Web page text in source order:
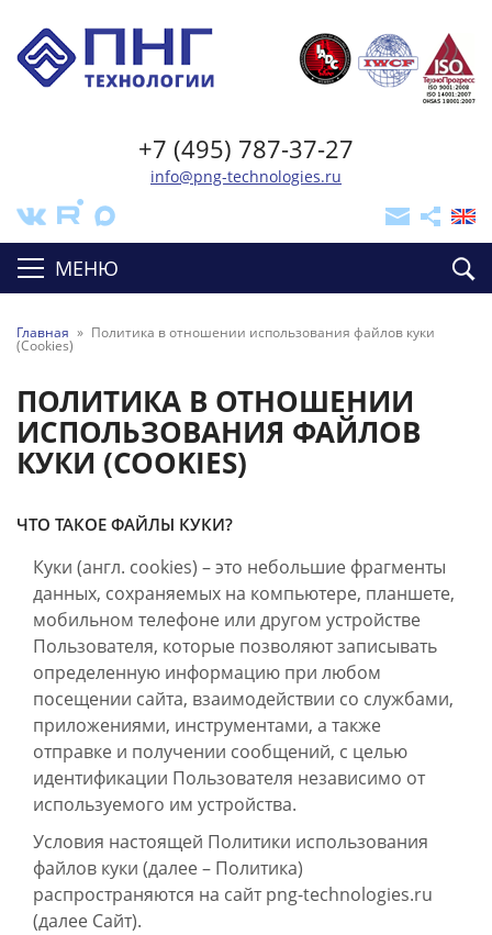
+7 (495) 787-37-27
info@png-technologies.ru
МЕНЮ
Главная » Политика в отношении использования файлов куки
(Cookies)
ПОЛИТИКА В ОТНОШЕНИИ
ИСПОЛЬЗОВАНИЯ ФАЙЛОВ
КУКИ (COOKIES)
ЧТО ТАКОЕ ФАЙЛЫ КУКИ?
Куки (англ. cookies) – это небольшие фрагменты
данных, сохраняемых на компьютере, планшете,
мобильном телефоне или другом устройстве
Пользователя, которые позволяют записывать
определенную информацию при любом
посещении сайта, взаимодействии со службами,
приложениями, инструментами, а также
отправке и получении сообщений, с целью
идентификации Пользователя независимо от
используемого им устройства.
Условия настоящей Политики использования
файлов куки (далее – Политика)
распространяются на сайт png-technologies.ru
(далее Сайт).